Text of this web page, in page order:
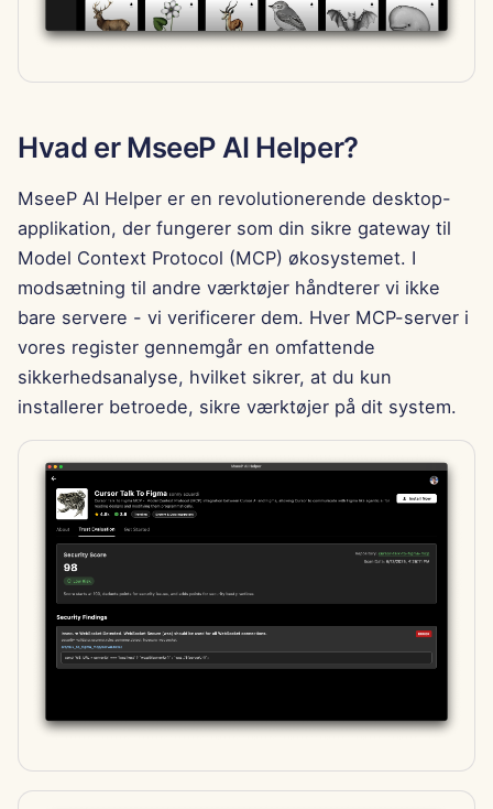
xAI Integration
Nov 21st, 2025
Nov 14th, 2025
29. august 2025
22. august 2025
15. august 2025
8. august 2025
1. august 2025
25. juli 2025
18. juli 2025
11. juli 2025
4. juli 2025
27. juni 2025
20. juni 2025
Hvad er MseeP AI Helper?
MseeP AI Helper er en revolutionerende desktop-
applikation, der fungerer som din sikre gateway til
Model Context Protocol (MCP) økosystemet. I
modsætning til andre værktøjer håndterer vi ikke
bare servere - vi verificerer dem. Hver MCP-server i
vores register gennemgår en omfattende
sikkerhedsanalyse, hvilket sikrer, at du kun
installerer betroede, sikre værktøjer på dit system.